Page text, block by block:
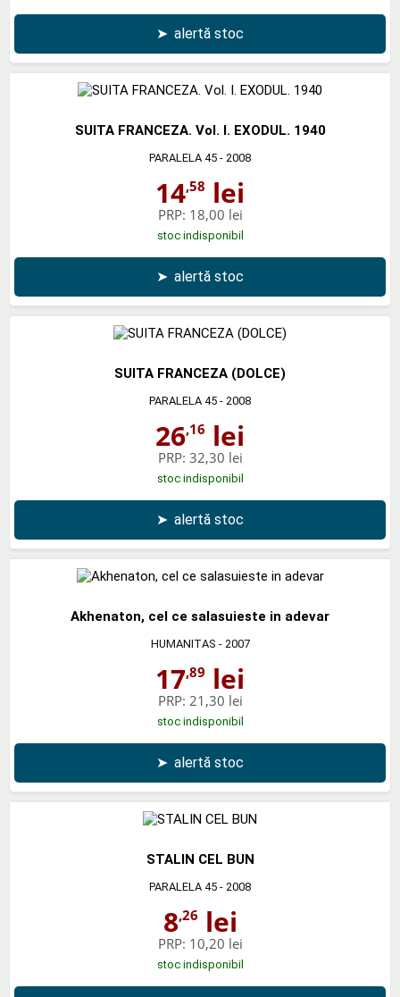
➤ alertă stoc
SUITA FRANCEZA. Vol. I. EXODUL. 1940
PARALELA 45 - 2008
14,58 lei
PRP: 18,00 lei
stoc indisponibil
➤ alertă stoc
SUITA FRANCEZA (DOLCE)
PARALELA 45 - 2008
26,16 lei
PRP: 32,30 lei
stoc indisponibil
➤ alertă stoc
Akhenaton, cel ce salasuieste in adevar
HUMANITAS - 2007
17,89 lei
PRP: 21,30 lei
stoc indisponibil
➤ alertă stoc
STALIN CEL BUN
PARALELA 45 - 2008
8,26 lei
PRP: 10,20 lei
stoc indisponibil